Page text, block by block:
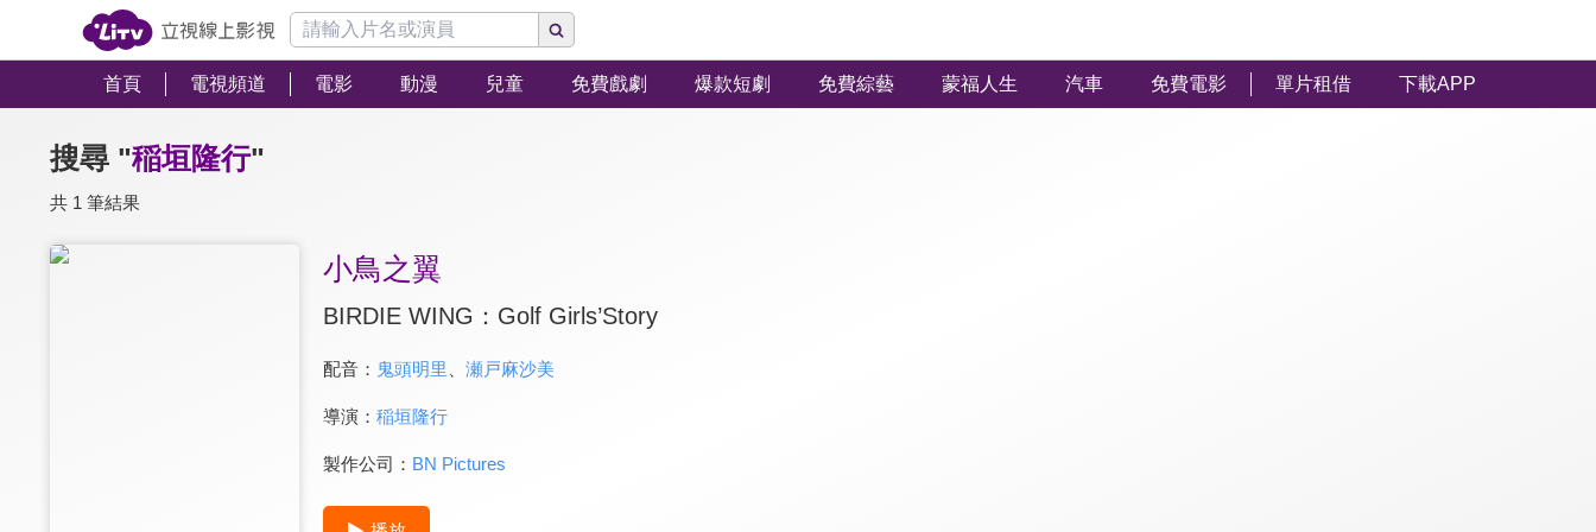
首頁 電視頻道 電影 動漫 兒童 免費戲劇 爆款短劇 免費綜藝 蒙福人生 汽車 免費電影 單片租借 下載APP
搜尋 "稲垣隆行"
共 1 筆結果
小鳥之翼
BIRDIE WING：Golf Girls’Story
配音： 鬼頭明里 瀬戸麻沙美
導演： 稲垣隆行
製作公司： BN Pictures